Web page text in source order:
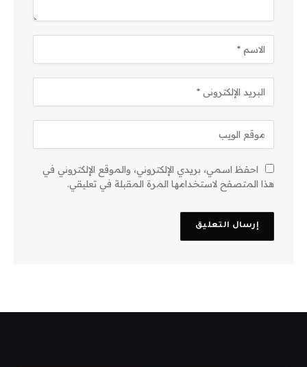
احفظ اسمي، بريدي الإلكتروني، والموقع الإلكتروني في
هذا المتصفح لاستخدامها المرة المقبلة في تعليقي.